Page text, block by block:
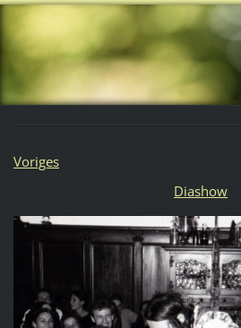
Voriges
Diashow